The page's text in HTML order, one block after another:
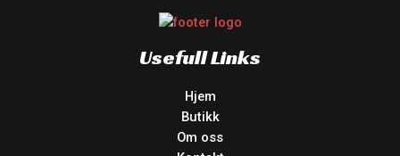
Usefull Links
Hjem
Butikk
Om oss